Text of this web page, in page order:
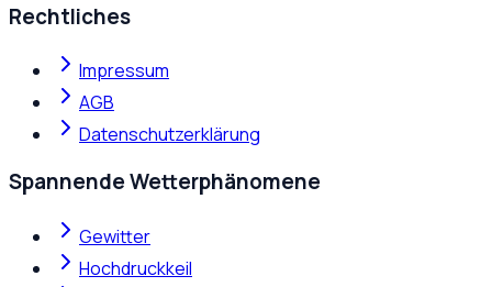
Rechtliches
Impressum
AGB
Datenschutzerklärung
Spannende Wetterphänomene
Gewitter
Hochdruckkeil